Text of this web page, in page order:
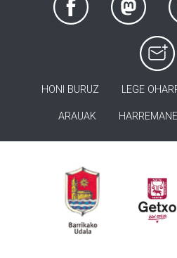
HONI BURUZ LEGE
ARAUAK